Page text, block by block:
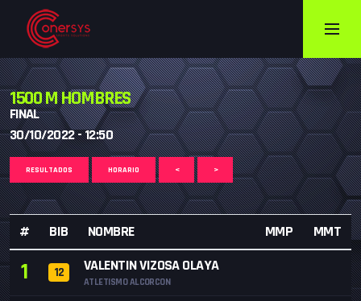
1500 M HOMBRES
FINAL
30/10/2022 - 12:50
RESULTADOS HORARIO < >
# BIB NOMBRE MMP MMT
1 12 VALENTIN VIZOSA OLAYA
ATLETISMO ALCORCON